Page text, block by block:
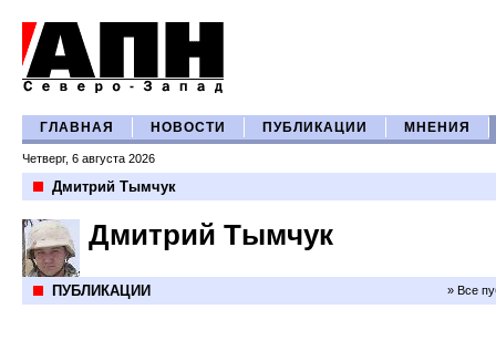
ГЛАВНАЯ НОВОСТИ ПУБЛИКАЦИИ МНЕНИЯ
Четверг, 6 августа 2026
Дмитрий Тымчук
Дмитрий Тымчук
ПУБЛИКАЦИИ » Все